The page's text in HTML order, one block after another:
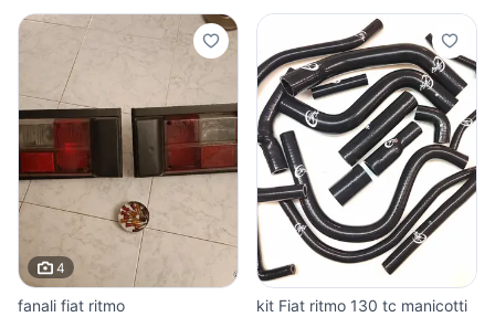
4
fanali fiat ritmo
kit Fiat ritmo 130 tc manicotti